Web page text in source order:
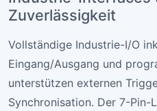
Zuverlässigkeit
Vollständige Industrie-I/O
Eingang/Ausgang und
unterstützen externen
Synchronisation. Der 7-